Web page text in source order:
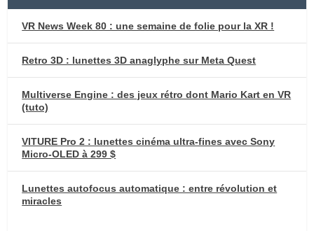
VR News Week 80 : une semaine de folie pour la XR !
Retro 3D : lunettes 3D anaglyphe sur Meta Quest
Multiverse Engine : des jeux rétro dont Mario Kart en VR
(tuto)
VITURE Pro 2 : lunettes cinéma ultra-fines avec Sony
Micro-OLED à 299 $
Lunettes autofocus automatique : entre révolution et
miracles